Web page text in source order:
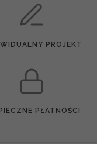
PROJEKT
PŁATNOŚCI